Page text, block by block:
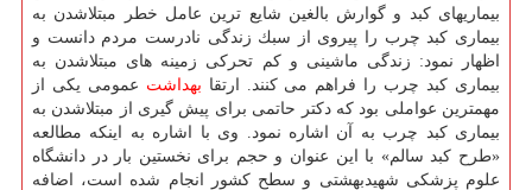
بیماریهای كبد و گوارش بالغین شایع ترین عامل خطر مبتلاشدن به
بیماری كبد چرب را پیروی از سبك زندگی نادرست مردم دانست و
اظهار نمود: زندگی ماشینی و كم تحركی زمینه های مبتلاشدن به
بیماری كبد چرب را فراهم می كنند. ارتقا بهداشت عمومی یكی از
مهمترین عواملی بود كه دكتر حاتمی برای پیش گیری از مبتلاشدن به
بیماری كبد چرب به آن اشاره نمود. وی با اشاره به اینكه مطالعه
«طرح كبد سالم» با این عنوان و حجم برای نخستین بار در دانشگاه
علوم پزشكی شهیدبهشتی و سطح كشور انجام شده است، اضافه